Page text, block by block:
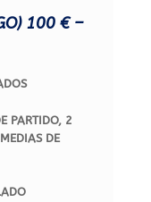
100 € –
PARTIDO, 2
DE